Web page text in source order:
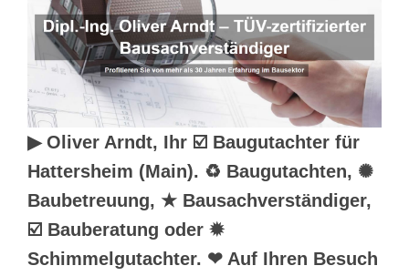
▶︎ Oliver Arndt, Ihr ☑️ Baugutachter für
Hattersheim (Main). ♻ Baugutachten, ✺
Baubetreuung, ★ Bausachverständiger,
☑️ Bauberatung oder ✹
Schimmelgutachter. ❤ Auf Ihren Besuch